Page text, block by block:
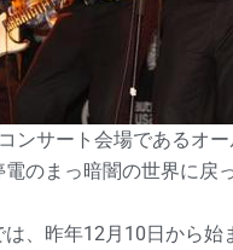
ンサート会場であるオ
電のまっ暗闇の世界に戻
、昨年12月10日から始